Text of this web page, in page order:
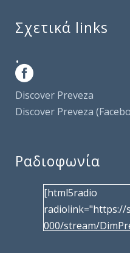
Σχετικά links
.
Discover Preveza
Discover Preveza
Ραδιοφωνία
[html5radio
radiolink="https://
000/stream/